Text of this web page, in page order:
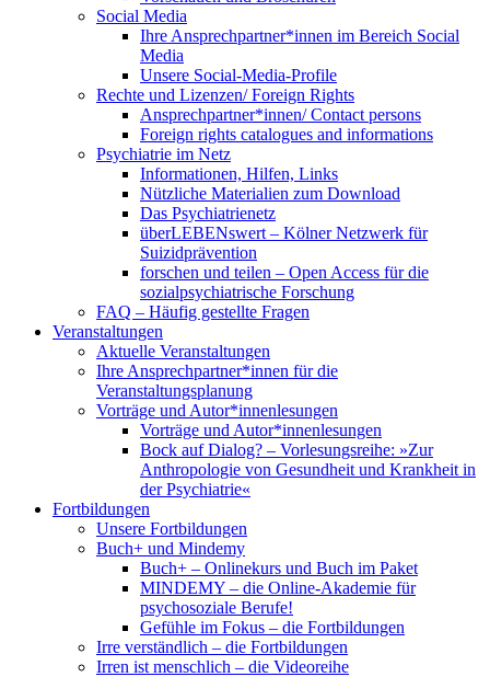
Social Media
Ihre Ansprechpartner*innen im Bereich Social
Media
Unsere Social-Media-Profile
Rechte und Lizenzen/ Foreign Rights
Ansprechpartner*innen/ Contact persons
Foreign rights catalogues and informations
Psychiatrie im Netz
Informationen, Hilfen, Links
Nützliche Materialien zum Download
Das Psychiatrienetz
überLEBENswert – Kölner Netzwerk für
Suizidprävention
forschen und teilen – Open Access für die
sozialpsychiatrische Forschung
FAQ – Häufig gestellte Fragen
Veranstaltungen
Aktuelle Veranstaltungen
Ihre Ansprechpartner*innen für die
Veranstaltungsplanung
Vorträge und Autor*innenlesungen
Vorträge und Autor*innenlesungen
Bock auf Dialog? – Vorlesungsreihe: »Zur
Anthropologie von Gesundheit und Krankheit in
der Psychiatrie«
Fortbildungen
Unsere Fortbildungen
Buch+ und Mindemy
Buch+ – Onlinekurs und Buch im Paket
MINDEMY – die Online-Akademie für
psychosoziale Berufe!
Gefühle im Fokus – die Fortbildungen
Irre verständlich – die Fortbildungen
Irren ist menschlich – die Videoreihe